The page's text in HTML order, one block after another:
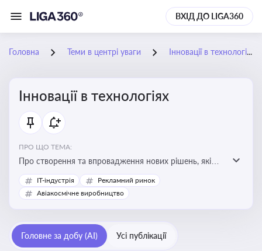
ВХІД ДО LIGA360
Головна Теми в центрі уваги Інновації в технологіях
Інновації в технологіях
ПРО ЩО ТЕМА:
Про створення та впровадження нових рішень, які
покращують ефективність, функціональність або
можливості технологічних продуктів і процесів.
IT-індустрія
Рекламний ринок
Авіакосмічне виробництво
Головне за добу (AI) Усі публікації